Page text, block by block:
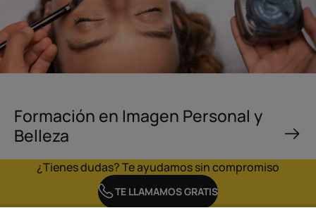
Formación en Imagen Personal y
Belleza
¿Tienes dudas? Te ayudamos sin compromiso
TE LLAMAMOS GRATIS